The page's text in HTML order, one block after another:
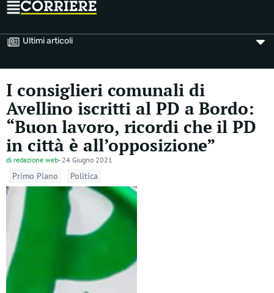
Ultimi articoli
I consiglieri comunali di
Avellino iscritti al PD a Bordo:
“Buon lavoro, ricordi che il PD
in città è all’opposizione”
di redazione web- 24 Giugno 2021
Primo Piano Politica